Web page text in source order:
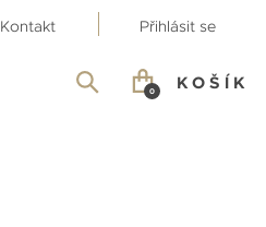
Kontakt Přihlásit se
KOŠÍK
0